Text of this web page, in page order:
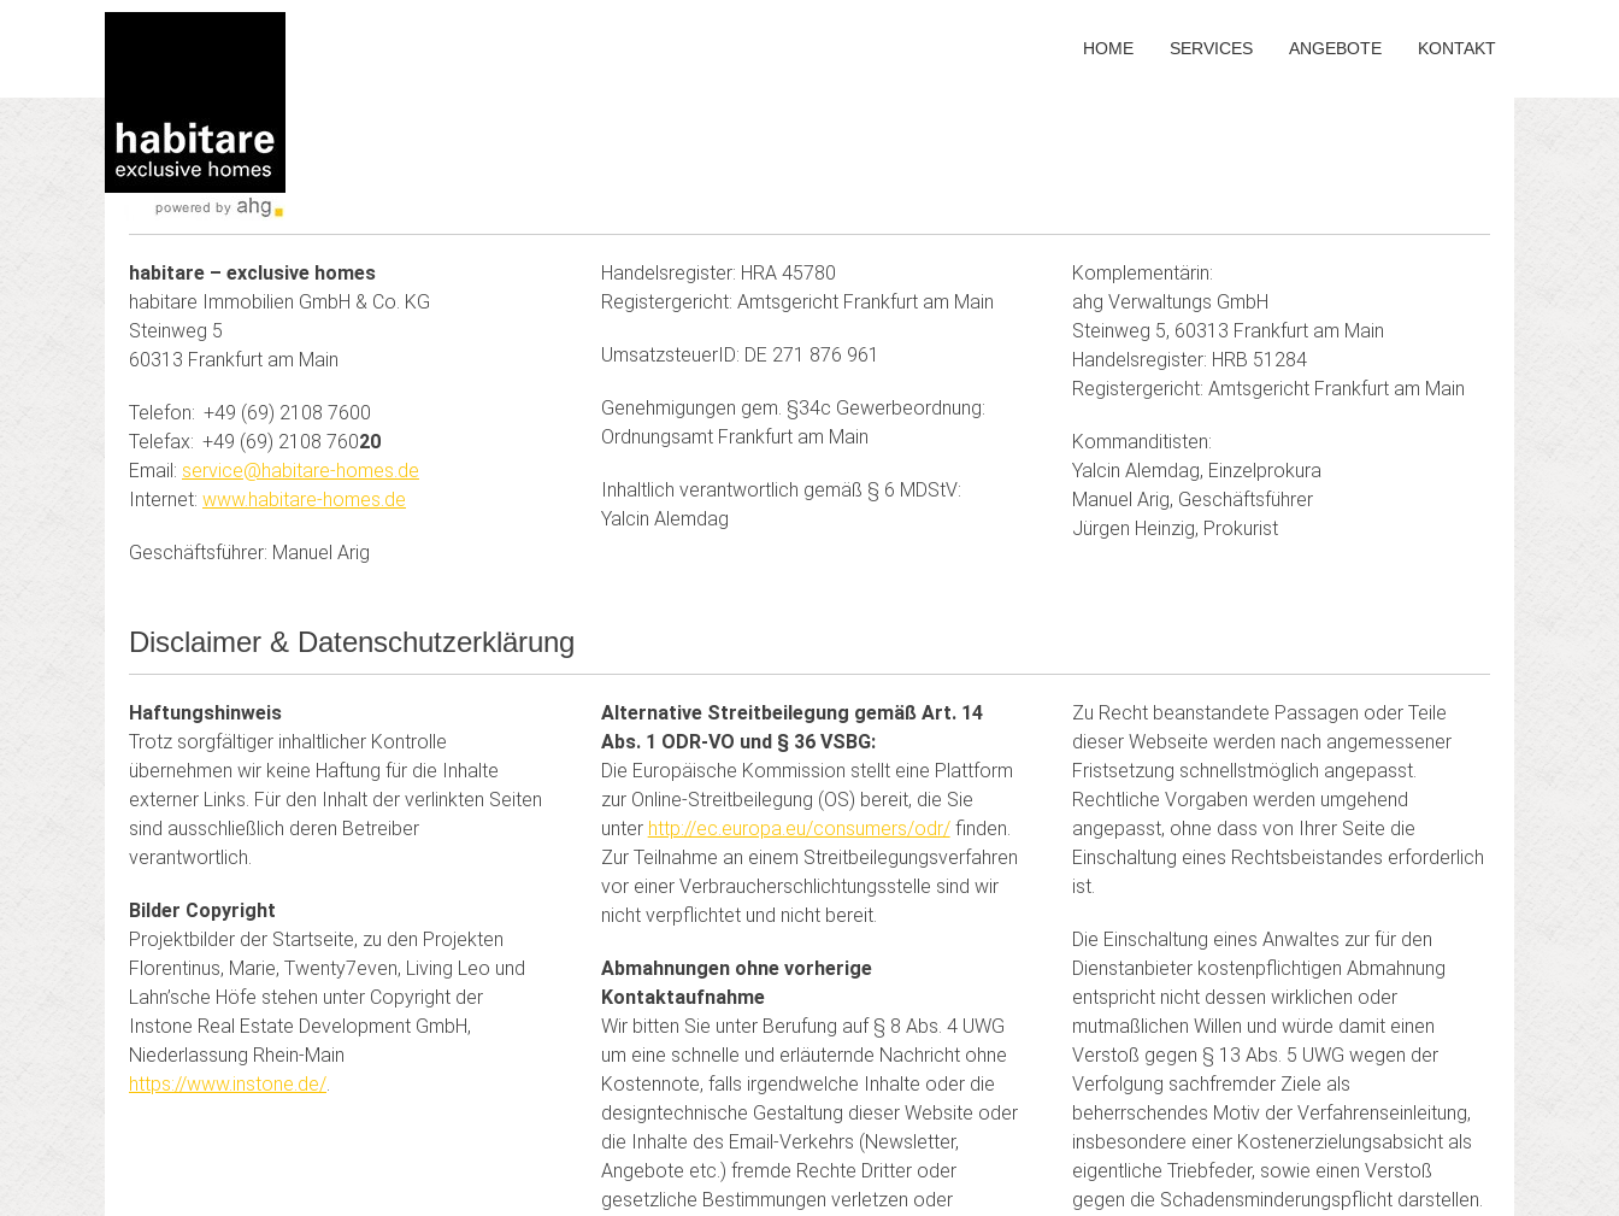
HOME SERVICES ANGEBOTE KONTAKT
Impressum
habitare – exclusive homes
habitare Immobilien GmbH & Co. KG
Steinweg 5
60313 Frankfurt am Main
Telefon: +49 (69) 2108 7600
Telefax: +49 (69) 2108 76020
Email: service@habitare-homes.de
Internet: www.habitare-homes.de
Geschäftsführer: Manuel Arig
Handelsregister: HRA 45780
Registergericht: Amtsgericht Frankfurt am Main
UmsatzsteuerID: DE 271 876 961
Genehmigungen gem. §34c Gewerbeordnung:
Ordnungsamt Frankfurt am Main
Inhaltlich verantwortlich gemäß § 6 MDStV:
Yalcin Alemdag
Komplementärin:
ahg Verwaltungs GmbH
Steinweg 5, 60313 Frankfurt am Main
Handelsregister: HRB 51284
Registergericht: Amtsgericht Frankfurt am Main
Kommanditisten:
Yalcin Alemdag, Einzelprokura
Manuel Arig, Geschäftsführer
Jürgen Heinzig, Prokurist
Disclaimer & Datenschutzerklärung
Haftungshinweis
Trotz sorgfältiger inhaltlicher Kontrolle
übernehmen wir keine Haftung für die Inhalte
externer Links. Für den Inhalt der verlinkten Seiten
sind ausschließlich deren Betreiber
verantwortlich.
Bilder Copyright
Projektbilder der Startseite, zu den Projekten
Florentinus, Marie, Twenty7even, Living Leo und
Lahn’sche Höfe stehen unter Copyright der
Instone Real Estate Development GmbH,
Niederlassung Rhein-Main
https://www.instone.de/.
Alternative Streitbeilegung gemäß Art. 14
Abs. 1 ODR-VO und § 36 VSBG:
Die Europäische Kommission stellt eine Plattform
zur Online-Streitbeilegung (OS) bereit, die Sie
unter http://ec.europa.eu/consumers/odr/finden.
Zur Teilnahme an einem Streit­beilegungs­verfahren
vor einer Verbraucher­schlichtungs­stelle sind wir
nicht verpflichtet und nicht bereit.
Abmahnungen ohne vorherige
Kontaktaufnahme
Wir bitten Sie unter Berufung auf § 8 Abs. 4 UWG
um eine schnelle und erläuternde Nachricht ohne
Kostennote, falls irgendwelche Inhalte oder die
designtechnische Gestaltung dieser Website oder
die Inhalte des Email-Verkehrs (Newsletter,
Angebote etc.) fremde Rechte Dritter oder
gesetzliche Bestimmungen verletzen oder
Zu Recht beanstandete Passagen oder Teile
dieser Webseite werden nach angemessener
Fristsetzung schnellstmöglich angepasst.
Rechtliche Vorgaben werden umgehend
angepasst, ohne dass von Ihrer Seite die
Einschaltung eines Rechtsbeistandes erforderlich
ist.
Die Einschaltung eines Anwaltes zur für den
Dienstanbieter kostenpflichtigen Abmahnung
entspricht nicht dessen wirklichen oder
mutmaßlichen Willen und würde damit einen
Verstoß gegen § 13 Abs. 5 UWG wegen der
Verfolgung sachfremder Ziele als
beherrschendes Motiv der Verfahrenseinleitung,
insbesondere einer Kosten­erzielungs­absicht als
eigentliche Triebfeder, sowie einen Verstoß
gegen die Schadens­minderungs­pflicht darstellen.